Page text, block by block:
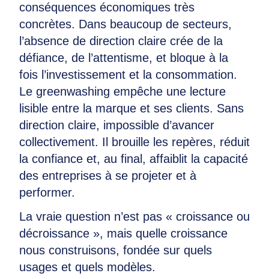
conséquences économiques très
concrètes. Dans beaucoup de secteurs,
l’absence de direction claire crée de la
défiance, de l’attentisme, et bloque à la
fois l’investissement et la consommation.
Le greenwashing empêche une lecture
lisible entre la marque et ses clients. Sans
direction claire, impossible d’avancer
collectivement. Il brouille les repères, réduit
la confiance et, au final, affaiblit la capacité
des entreprises à se projeter et à
performer.
La vraie question n’est pas « croissance ou
décroissance », mais quelle croissance
nous construisons, fondée sur quels
usages et quels modèles.